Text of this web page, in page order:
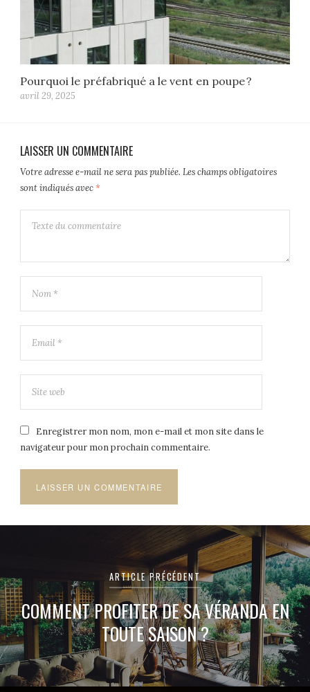
Pourquoi le préfabriqué a le vent en poupe ?
avril 29, 2025
LAISSER UN COMMENTAIRE
Votre adresse e-mail ne sera pas publiée. Les champs obligatoires
sont indiqués avec*
Enregistrer mon nom, mon e-mail et mon site dans le
navigateur pour mon prochain commentaire.
de
l’article
ARTICLE PRÉCÉDENT
COMMENT PROFITER DE SA VÉRANDA EN
TOUTE SAISON ?